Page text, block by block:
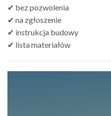
✔ bez pozwolenia
✔ na zgłoszenie
✔ instrukcja budowy
✔ lista materiałów